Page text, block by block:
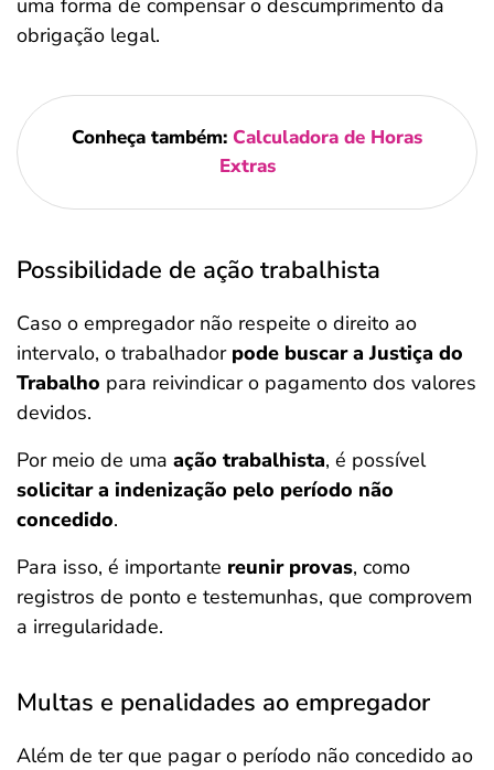
uma forma de compensar o descumprimento da
obrigação legal.
Conheça também: Calculadora de Horas
Extras
Possibilidade de ação trabalhista
Caso o empregador não respeite o direito ao
intervalo, o trabalhador pode buscar a Justiça do
Trabalho para reivindicar o pagamento dos valores
devidos.
Por meio de uma ação trabalhista, é possível
solicitar a indenização pelo período não
concedido.
Para isso, é importante reunir provas, como
registros de ponto e testemunhas, que comprovem
a irregularidade.
Multas e penalidades ao empregador
Além de ter que pagar o período não concedido ao